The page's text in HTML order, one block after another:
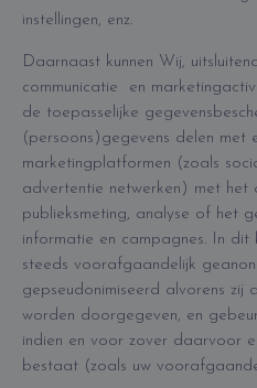
instellingen, enz.
Daarnaast kunnen Wij,
communicatie en
de toepasselijke
(persoons)gegevens delen met
marketingplatformen (zoals
advertentie netwerken) met
publieksmeting, analyse of het
informatie en campagnes. In
steeds voorafgaandelijk
gepseudonimiseerd alvorens zij
worden doorgegeven, en
indien en voor zover daarvoor
bestaat (zoals uw